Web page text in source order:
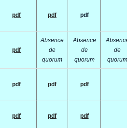
pdf pdf pdf
pdf
Absence
de
quorum
Absence
de
quorum
de
quorum
pdf pdf pdf
pdf pdf pdf